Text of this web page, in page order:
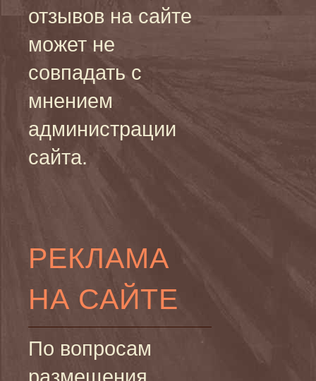
отзывов на сайте
может не
совпадать с
мнением
администрации
сайта.
РЕКЛАМА
НА САЙТЕ
По вопросам